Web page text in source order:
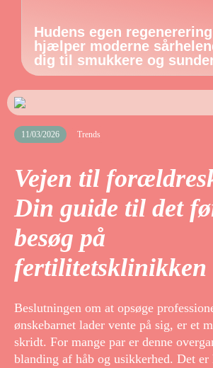
Hudens egen
hjælper moderne
dig til smukkere og
11/03/2026 Trends
Vejen til
Din guide til det
besøg på
fertilitetsklinikken
Beslutningen om at opsøge
ønskebarnet lader vente på sig, er et
skridt. For mange par er denne
blanding af håb og usikkerhed. Det